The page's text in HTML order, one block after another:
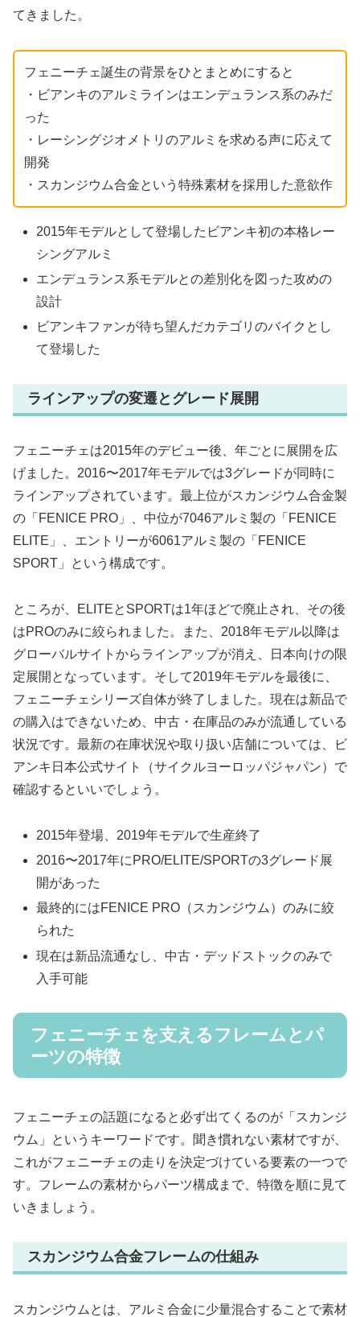
てきました。
フェニーチェ誕生の背景をひとまとめにすると
・ビアンキのアルミラインはエンデュランス系のみだ
った
・レーシングジオメトリのアルミを求める声に応えて
開発
・スカンジウム合金という特殊素材を採用した意欲作
2015年モデルとして登場したビアンキ初の本格レー
シングアルミ
エンデュランス系モデルとの差別化を図った攻めの
設計
ビアンキファンが待ち望んだカテゴリのバイクとし
て登場した
ラインアップの変遷とグレード展開
フェニーチェは2015年のデビュー後、年ごとに展開を広
げました。2016〜2017年モデルでは3グレードが同時に
ラインアップされています。最上位がスカンジウム合金製
の「FENICE PRO」、中位が7046アルミ製の「FENICE
ELITE」、エントリーが6061アルミ製の「FENICE
SPORT」という構成です。
ところが、ELITEとSPORTは1年ほどで廃止され、その後
はPROのみに絞られました。また、2018年モデル以降は
グローバルサイトからラインアップが消え、日本向けの限
定展開となっています。そして2019年モデルを最後に、
フェニーチェシリーズ自体が終了しました。現在は新品で
の購入はできないため、中古・在庫品のみが流通している
状況です。最新の在庫状況や取り扱い店舗については、ビ
アンキ日本公式サイト（サイクルヨーロッパジャパン）で
確認するといいでしょう。
2015年登場、2019年モデルで生産終了
2016〜2017年にPRO/ELITE/SPORTの3グレード展
開があった
最終的にはFENICE PRO（スカンジウム）のみに絞
られた
現在は新品流通なし、中古・デッドストックのみで
入手可能
フェニーチェを支えるフレームとパ
ーツの特徴
フェニーチェの話題になると必ず出てくるのが「スカンジ
ウム」というキーワードです。聞き慣れない素材ですが、
これがフェニーチェの走りを決定づけている要素の一つで
す。フレームの素材からパーツ構成まで、特徴を順に見て
いきましょう。
スカンジウム合金フレームの仕組み
スカンジウムとは、アルミ合金に少量混合することで素材